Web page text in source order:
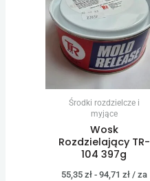
Środki rozdzielcze i
myjące
Wosk
Rozdzielający TR-
104 397g
55,35 zł- 94,71 zł/ za